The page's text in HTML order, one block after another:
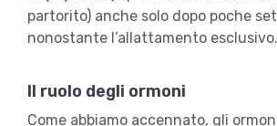
partorito) anche solo dopo poche
nonostante l’allattamento esclusivo.
Il ruolo degli ormoni
Come abbiamo accennato, gli